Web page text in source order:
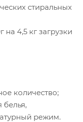
стиральных
4,5 кг загрузки
количество;
режим.